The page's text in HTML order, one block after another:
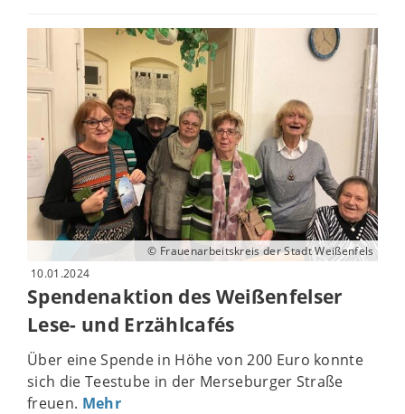
© Frauenarbeitskreis der Stadt Weißenfels
10.01.2024
Spendenaktion des Weißenfelser
Lese- und Erzählcafés
Über eine Spende in Höhe von 200 Euro konnte
sich die Teestube in der Merseburger Straße
freuen. Mehr